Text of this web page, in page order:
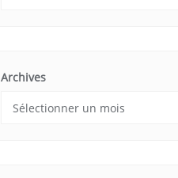
Archives